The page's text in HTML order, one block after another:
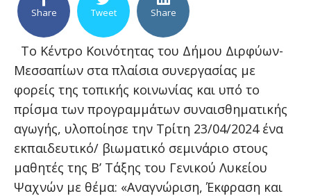
Share Tweet Share
Το Κέντρο Κοινότητας του Δήμου Διρφύων-
Μεσσαπίων στα πλαίσια συνεργασίας με
φορείς της τοπικής κοινωνίας και υπό το
πρίσμα των προγραμμάτων συναισθηματικής
αγωγής, υλοποίησε την Τρίτη 23/04/2024 ένα
εκπαιδευτικό/ βιωματικό σεμινάριο στους
μαθητές της Β’ Τάξης του Γενικού Λυκείου
Ψαχνών με θέμα: «Αναγνώριση, Έκφραση και